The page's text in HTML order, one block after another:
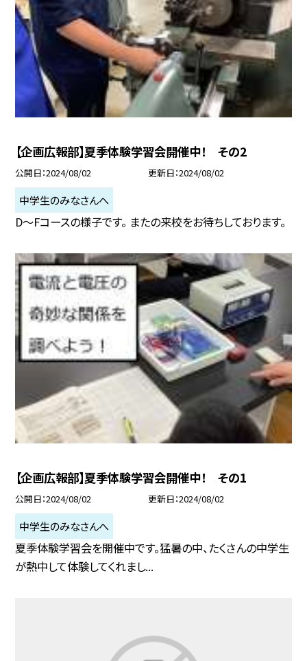
【企画広報部】夏季体験学習会開催中！ その2
公開日 2024/08/02 更新日 2024/08/02
中学生のみなさんへ
D〜Fコースの様子です。 またの来校をお待ちしております。
【企画広報部】夏季体験学習会開催中！ その1
公開日 2024/08/02 更新日 2024/08/02
中学生のみなさんへ
夏季体験学習会を開催中です。猛暑の中、たくさんの中学生
が熱中して体験してくれまし...